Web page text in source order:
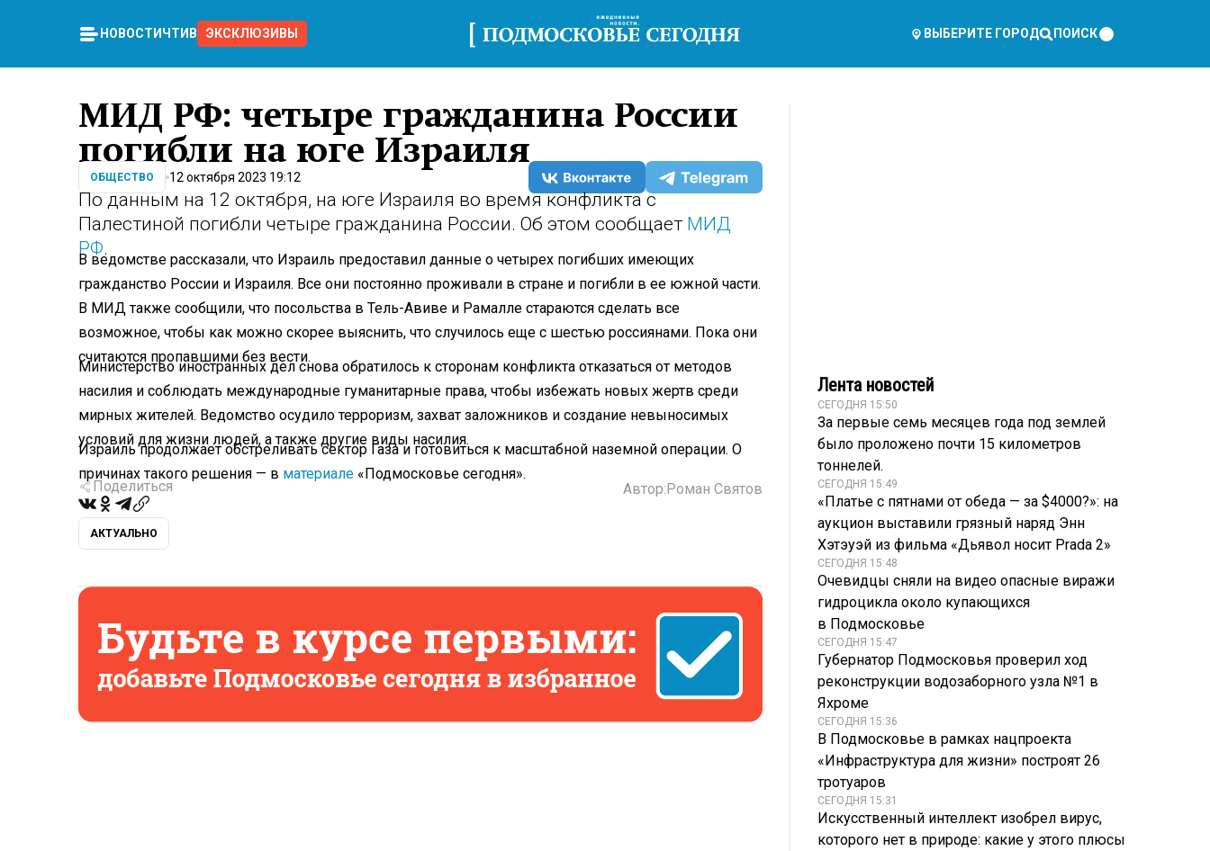
НОВОСТИ ЧТИВО ЭКСКЛЮЗИВЫ ВЫБЕРИТЕ ГОРОД ПОИСК
МИД РФ: четыре гражданина России
погибли на юге Израиля
ОБЩЕСТВО 12 октября 2023 19:12
По данным на 12 октября, на юге Израиля во время конфликта с
Палестиной погибли четыре гражданина России. Об этом сообщает МИД
РФ.
В ведомстве рассказали, что Израиль предоставил данные о четырех погибших имеющих
гражданство России и Израиля. Все они постоянно проживали в стране и погибли в ее южной части.
В МИД также сообщили, что посольства в Тель-Авиве и Рамалле стараются сделать все
возможное, чтобы как можно скорее выяснить, что случилось еще с шестью россиянами. Пока они
считаются пропавшими без вести.
Министерство иностранных дел снова обратилось к сторонам конфликта отказаться от методов
насилия и соблюдать международные гуманитарные права, чтобы избежать новых жертв среди
мирных жителей. Ведомство осудило терроризм, захват заложников и создание невыносимых
условий для жизни людей, а также другие виды насилия.
Израиль продолжает обстреливать сектор Газа и готовиться к масштабной наземной операции. О
причинах такого решения — в материале «Подмосковье сегодня».
Поделиться Автор:Роман Святов
АКТУАЛЬНО
Лента новостей
СЕГОДНЯ 15:50
За первые семь месяцев года под землей
было проложено почти 15 километров
тоннелей.
СЕГОДНЯ 15:49
«Платье с пятнами от обеда — за $4000?»: на
аукцион выставили грязный наряд Энн
Хэтэуэй из фильма «Дьявол носит Prada 2»
СЕГОДНЯ 15:48
Очевидцы сняли на видео опасные виражи
гидроцикла около купающихся
в Подмосковье
СЕГОДНЯ 15:47
Губернатор Подмосковья проверил ход
реконструкции водозаборного узла №1 в
Яхроме
СЕГОДНЯ 15:36
В Подмосковье в рамках нацпроекта
«Инфраструктура для жизни» построят 26
тротуаров
СЕГОДНЯ 15:31
Искусственный интеллект изобрел вирус,
которого нет в природе: какие у этого плюсы